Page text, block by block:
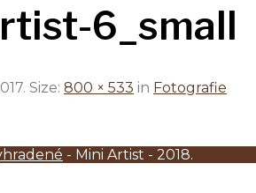
6_small
. Size: 800 × 533 in Fotografie
- Mini Artist - 2018.